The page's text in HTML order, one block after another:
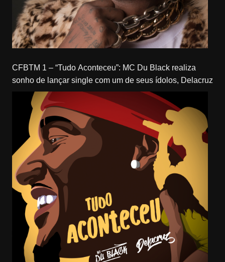
CFBTM 1 – “Tudo Aconteceu”: MC Du Black realiza
sonho de lançar single com um de seus ídolos, Delacruz